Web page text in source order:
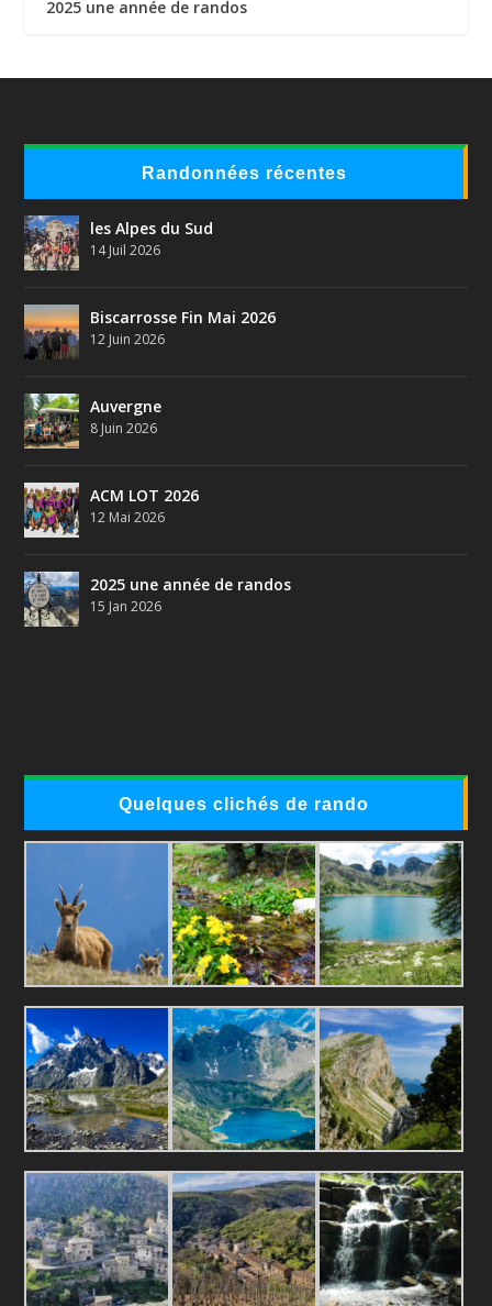
2025 une année de randos
Randonnées récentes
les Alpes du Sud
14 Juil 2026
Biscarrosse Fin Mai 2026
12 Juin 2026
Auvergne
8 Juin 2026
ACM LOT 2026
12 Mai 2026
2025 une année de randos
15 Jan 2026
Quelques clichés de rando